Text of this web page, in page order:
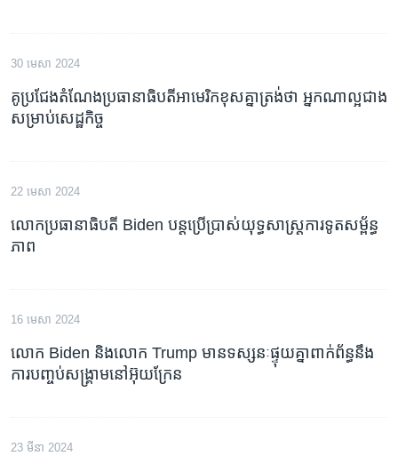
30 មេសា 2024
គូប្រជែង​តំណែង​ប្រធានាធិបតី​អាមេរិក​ខុសគ្នា​ត្រង់​ថា អ្នកណា​ល្អ​ជាង​
សម្រាប់​សេដ្ឋកិច្ច
22 មេសា 2024
លោកប្រធានាធិបតី Biden បន្តប្រើប្រាស់យុទ្ធសាស្ត្រការទូតសម្ព័ន្ធ
ភាព
16 មេសា 2024
លោក Biden និងលោក Trump មានទស្សនៈផ្ទុយគ្នាពាក់ព័ន្ធនឹង
ការបញ្ចប់សង្គ្រាមនៅអ៊ុយក្រែន
23 មីនា 2024